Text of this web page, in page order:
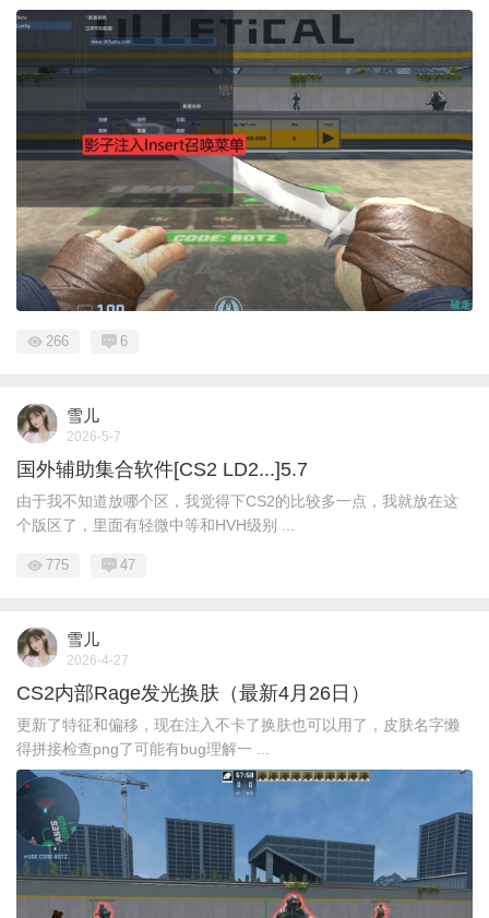
266 6
雪儿
2026-5-7
国外辅助集合软件[CS2 LD2...]5.7
由于我不知道放哪个区，我觉得下CS2的比较多一点，我就放在这
个版区了，里面有轻微中等和HVH级别 ...
775 47
雪儿
2026-4-27
CS2内部Rage发光换肤（最新4月26日）
更新了特征和偏移，现在注入不卡了换肤也可以用了，皮肤名字懒
得拼接检查png了可能有bug理解一 ...